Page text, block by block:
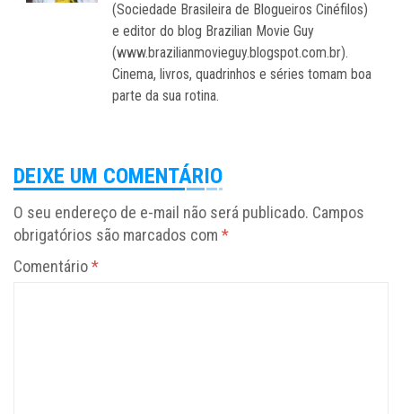
(Sociedade Brasileira de Blogueiros Cinéfilos)
e editor do blog Brazilian Movie Guy
(www.brazilianmovieguy.blogspot.com.br).
Cinema, livros, quadrinhos e séries tomam boa
parte da sua rotina.
DEIXE UM COMENTÁRIO
O seu endereço de e-mail não será publicado. Campos
obrigatórios são marcados com *
Comentário*